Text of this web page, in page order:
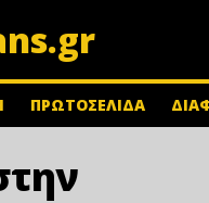
ΠΡΩΤΟΣΕΛΙΔΑ